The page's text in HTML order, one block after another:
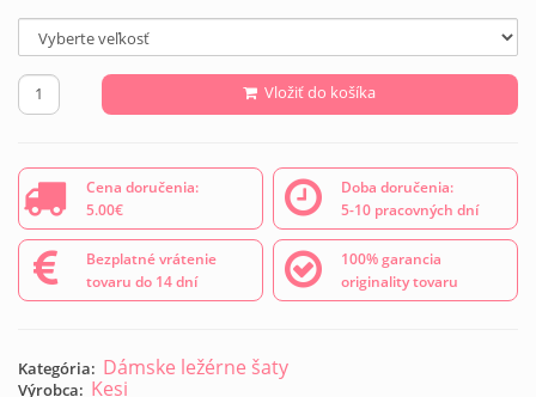
Vložiť do košíka
Cena doručenia:
5.00€
Doba doručenia:
5-10 pracovných dní
Bezplatné vrátenie
tovaru do 14 dní
100% garancia
originality tovaru
Kategória: Dámske ležérne šaty
Výrobca: Kesi